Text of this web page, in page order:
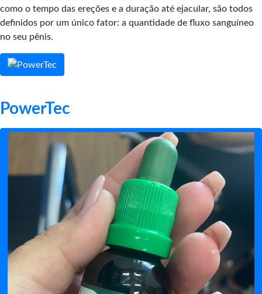
como o tempo das ereções e a duração até ejacular, são todos
definidos por um único fator: a quantidade de fluxo sanguíneo
no seu pênis.
PowerTec